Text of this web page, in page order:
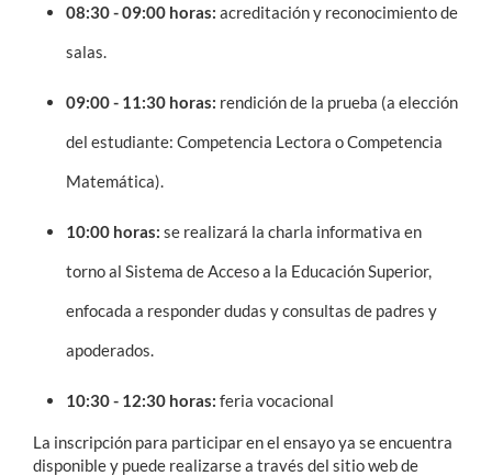
08:30 - 09:00 horas: acreditación y reconocimiento de
salas.
09:00 - 11:30 horas: rendición de la prueba (a elección
del estudiante: Competencia Lectora o Competencia
Matemática).
10:00 horas: se realizará la charla informativa en
torno al Sistema de Acceso a la Educación Superior,
enfocada a responder dudas y consultas de padres y
apoderados.
10:30 - 12:30 horas: feria vocacional
La inscripción para participar en el ensayo ya se encuentra
disponible y puede realizarse a través del sitio web de